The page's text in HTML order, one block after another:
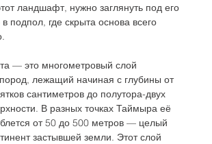
ландшафт, нужно заглянуть под его
подпол, где скрыта основа всего
— это многометровый слой
лежащий начиная с глубины от
сантиметров до полутора-двух
В разных точках Таймыра её
от 50 до 500 метров — целый
застывшей земли. Этот слой